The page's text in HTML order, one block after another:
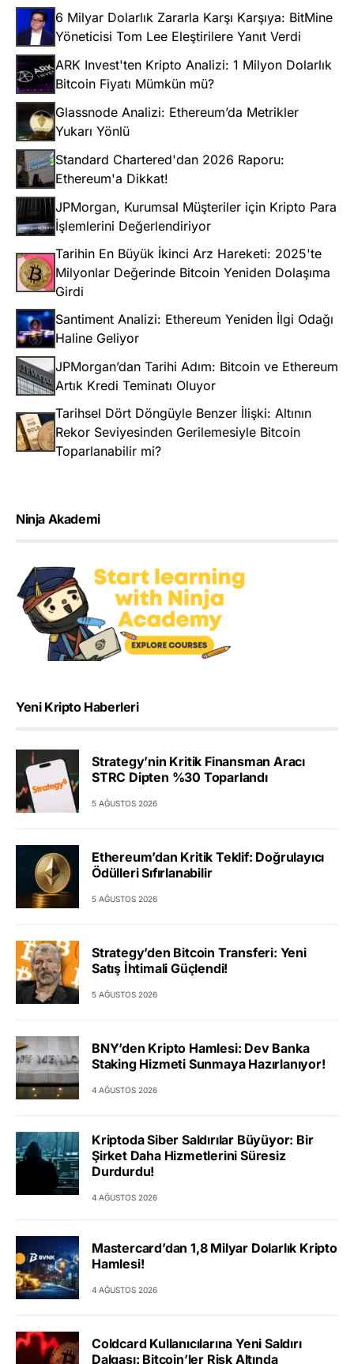
6 Milyar Dolarlık Zararla Karşı Karşıya: BitMine
Yöneticisi Tom Lee Eleştirilere Yanıt Verdi
ARK Invest'ten Kripto Analizi: 1 Milyon Dolarlık
Bitcoin Fiyatı Mümkün mü?
Glassnode Analizi: Ethereum’da Metrikler
Yukarı Yönlü
Standard Chartered'dan 2026 Raporu:
Ethereum'a Dikkat!
JPMorgan, Kurumsal Müşteriler için Kripto Para
İşlemlerini Değerlendiriyor
Tarihin En Büyük İkinci Arz Hareketi: 2025'te
Milyonlar Değerinde Bitcoin Yeniden Dolaşıma
Girdi
Santiment Analizi: Ethereum Yeniden İlgi Odağı
Haline Geliyor
JPMorgan’dan Tarihi Adım: Bitcoin ve Ethereum
Artık Kredi Teminatı Oluyor
Tarihsel Dört Döngüyle Benzer İlişki: Altının
Rekor Seviyesinden Gerilemesiyle Bitcoin
Toparlanabilir mi?
Ninja Akademi
Yeni Kripto Haberleri
Strategy’nin Kritik Finansman Aracı
STRC Dipten %30 Toparlandı
5 AĞUSTOS 2026
Ethereum’dan Kritik Teklif: Doğrulayıcı
Ödülleri Sıfırlanabilir
5 AĞUSTOS 2026
Strategy’den Bitcoin Transferi: Yeni
Satış İhtimali Güçlendi!
5 AĞUSTOS 2026
BNY’den Kripto Hamlesi: Dev Banka
Staking Hizmeti Sunmaya Hazırlanıyor!
4 AĞUSTOS 2026
Kriptoda Siber Saldırılar Büyüyor: Bir
Şirket Daha Hizmetlerini Süresiz
Durdurdu!
4 AĞUSTOS 2026
Mastercard’dan 1,8 Milyar Dolarlık Kripto
Hamlesi!
4 AĞUSTOS 2026
Coldcard Kullanıcılarına Yeni Saldırı
Dalgası: Bitcoin’ler Risk Altında